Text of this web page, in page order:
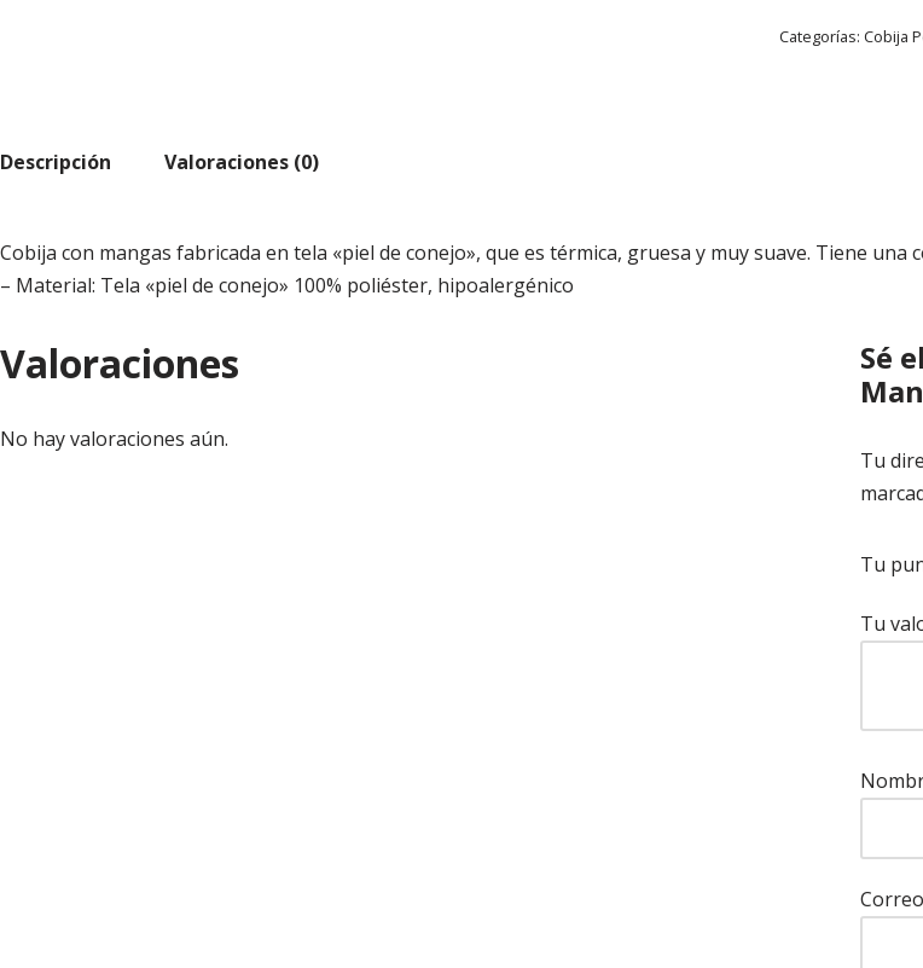
Categorías:Cobija
Descripción Valoraciones (0)
Cobija con mangas fabricada en tela «piel de conejo», que es térmica, gruesa y muy suave. Tiene
– Material: Tela «piel de conejo» 100% poliéster, hipoalergénico
Valoraciones
No hay valoraciones aún.
Sé
Tu
Tu
Tu